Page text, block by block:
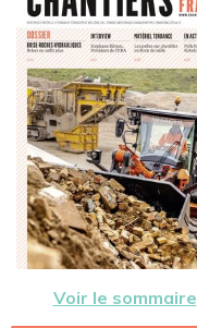
Voir le sommaire